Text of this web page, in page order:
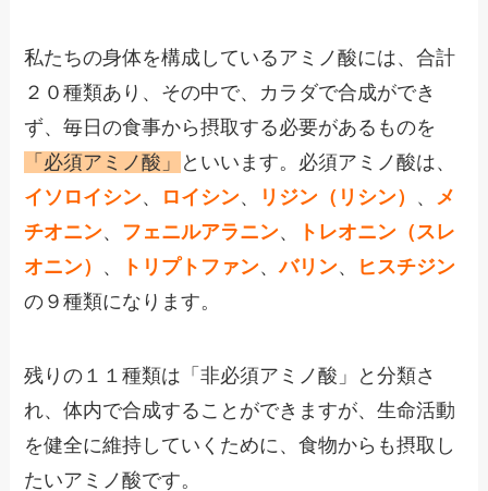
私たちの身体を構成しているアミノ酸には、合計
２０種類あり、その中で、カラダで合成ができ
ず、毎日の食事から摂取する必要があるものを
「必須アミノ酸」
といいます。必須アミノ酸は、
イソロイシン、 ロイシン、 リジン （リシン） 、
メ
チオニン、 フェニルアラニン、
トレオニン（スレ
オニン） 、 トリプトファン、バリン、
ヒスチジン
の９種類になります。
残りの１１種類は「非必須アミノ酸」と分類さ
れ、体内で合成することができますが、生命活動
を健全に維持していくために、食物からも摂取し
たいアミノ酸です。